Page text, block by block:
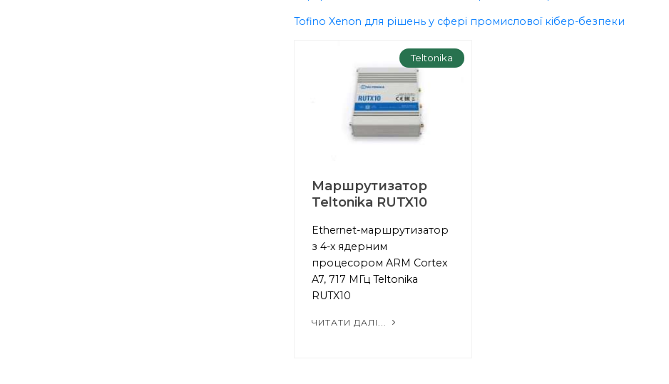
Tofino Xenon для рішень у сфері промислової кібер-безпеки
Teltonika
Маршрутизатор
Teltonika RUTX10
Ethernet-маршрутизатор
з 4-х ядерним
процесором ARM Cortex
A7, 717 МГц Teltonika
RUTX10
ЧИТАТИ ДАЛІ...